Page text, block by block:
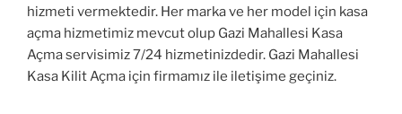
hizmeti vermektedir. Her marka ve her model için kasa
açma hizmetimiz mevcut olup Gazi Mahallesi Kasa
Açma servisimiz 7/24 hizmetinizdedir. Gazi Mahallesi
Kasa Kilit Açma için firmamız ile iletişime geçiniz.